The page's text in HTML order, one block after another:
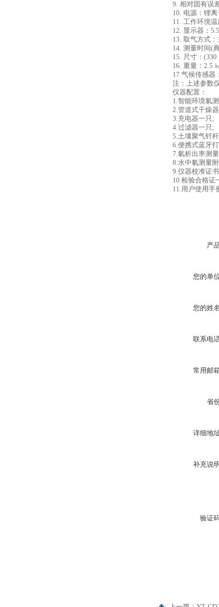
9. 相对固有误差
10. 电源：锂离子
11. 工作环境温
12. 显示器：5.5
13. 取气方式：
14. 测量时间(典
15. 尺寸：(330
16. 重量：2.5 ㎏
17.气候传感器：
注：上述参数仅
仪器配置：
1.智能环境氡测
2.管道式干燥器
3.充电器一只;
4.过滤器一只;
5.土壤聚气钎杆
6.便携式蓝牙打
7.氡析出率测量
8.水中氡测量附
9.仪器校准证书
10.检验合格证
11.用户使用手
产
您的单
您的姓
联系电
常用邮
省
详细地
补充说
验证